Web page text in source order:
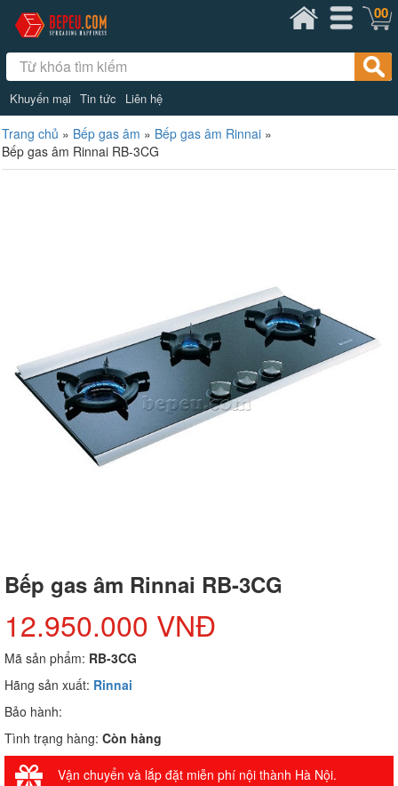
Khuyến mại Tin tức Liên hệ
00
Trang chủ » Bếp gas âm » Bếp gas âm Rinnai »
Bếp gas âm Rinnai RB-3CG
Bếp gas âm Rinnai RB-3CG
12.950.000 VNĐ
Mã sản phẩm: RB-3CG
Hãng sản xuất: Rinnai
Bảo hành:
Tình trạng hàng: Còn hàng
Vận chuyển và lắp đặt miễn phí nội thành Hà Nội.